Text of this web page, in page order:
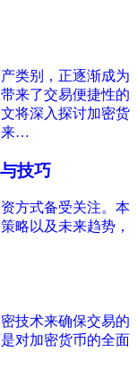
类别，正逐渐成为
来了交易便捷性的
将深入探讨加密货
来…
技巧
方式备受关注。本
略以及未来趋势，
技术来确保交易的
对加密货币的全面